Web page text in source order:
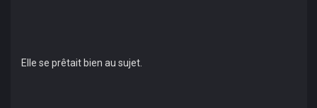
Elle se prêtait bien au sujet.